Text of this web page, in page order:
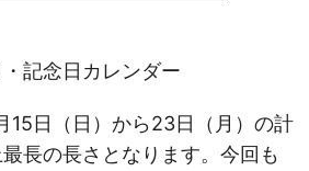
記念日カレンダー
15日（日）から23日（月）の計
長の長さとなります。今回も